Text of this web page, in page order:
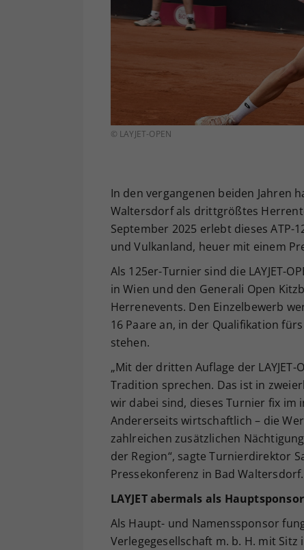
© LAYJET-OPEN
In den vergangenen beiden Jahren
Waltersdorf als drittgrößtes
September 2025 erlebt dieses
und Vulkanland, heuer mit einem
Als 125er-Turnier sind die LAYJET-
in Wien und den Generali Open
Herrenevents. Den Einzelbewerb
16 Paare an, in der Qualifikation
stehen.
„Mit der dritten Auflage der
Tradition sprechen. Das ist in
wir dabei sind, dieses Turnier fix
Andererseits wirtschaftlich – die
zahlreichen zusätzlichen
der Region“, sagte Turnierdirektor
Pressekonferenz in Bad Waltersdorf.
LAYJET abermals als Hauptsponsor
Als Haupt- und Namenssponsor
Verlegegesellschaft m. b. H. mit